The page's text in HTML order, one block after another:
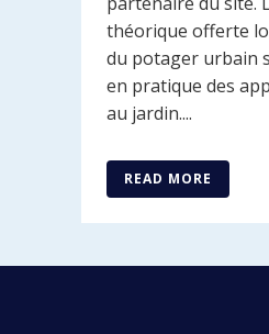
théorique offerte
du potager urbain
en pratique des
au jardin....
READ MORE